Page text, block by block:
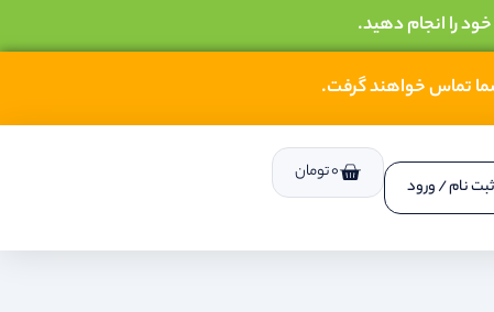
را انجام دهید.
تماس خواهند گرفت.
ثبت نام / ورود
0تومان